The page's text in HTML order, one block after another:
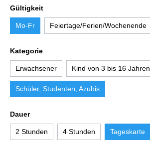
Gültigkeit
Mo-Fr Feiertage/Ferien/Wochenende
Kategorie
Erwachsener Kind von 3 bis 16 Jahren
Schüler, Studenten, Azubis
Dauer
2 Stunden 4 Stunden Tageskarte